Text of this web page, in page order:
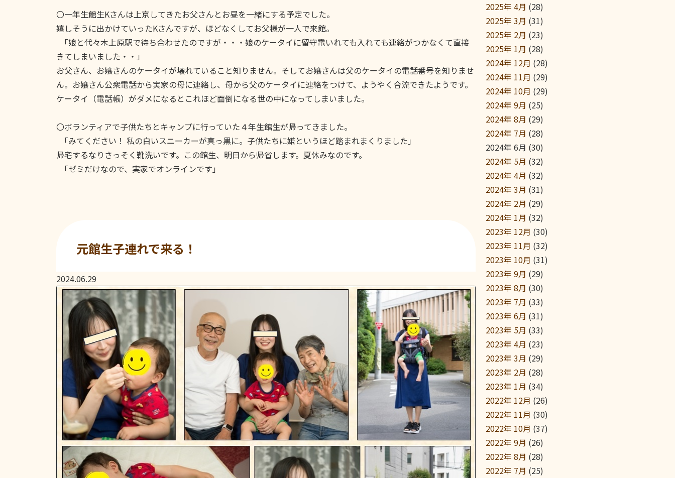
〇一年生館生Kさんは上京してきたお父さんとお昼を一緒にする予定でした。
嬉しそうに出かけていったKさんですが、ほどなくしてお父様が一人で来館。
「娘と代々木上原駅で待ち合わせたのですが・・・娘のケータイに留守電いれても入れても連絡がつかなくて直接
きてしまいました・・」
お父さん、お嬢さんのケータイが壊れていること知りません。そしてお嬢さんは父のケータイの電話番号を知りませ
ん。お嬢さん公衆電話から実家の母に連絡し、母から父のケータイに連絡をつけて、ようやく合流できたようです。
ケータイ（電話帳）がダメになるとこれほど面倒になる世の中になってしまいました。
〇ボランティアで子供たちとキャンプに行っていた４年生館生が帰ってきました。
「みてください！ 私の白いスニーカーが真っ黒に。子供たちに嫌というほど踏まれまくりました」
帰宅するなりさっそく靴洗いです。この館生、明日から帰省します。夏休みなのです。
「ゼミだけなので、実家でオンラインです」
元館生子連れで来る！
2024.06.29
2025年 4月 (28)
2025年 3月 (31)
2025年 2月 (23)
2025年 1月 (28)
2024年 12月 (28)
2024年 11月 (29)
2024年 10月 (29)
2024年 9月 (25)
2024年 8月 (29)
2024年 7月 (28)
2024年 6月 (30)
2024年 5月 (32)
2024年 4月 (32)
2024年 3月 (31)
2024年 2月 (29)
2024年 1月 (32)
2023年 12月 (30)
2023年 11月 (32)
2023年 10月 (31)
2023年 9月 (29)
2023年 8月 (30)
2023年 7月 (33)
2023年 6月 (31)
2023年 5月 (33)
2023年 4月 (23)
2023年 3月 (29)
2023年 2月 (28)
2023年 1月 (34)
2022年 12月 (26)
2022年 11月 (30)
2022年 10月 (37)
2022年 9月 (26)
2022年 8月 (28)
2022年 7月 (25)